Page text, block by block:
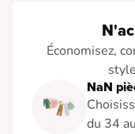
Économisez,
NaN
du 34